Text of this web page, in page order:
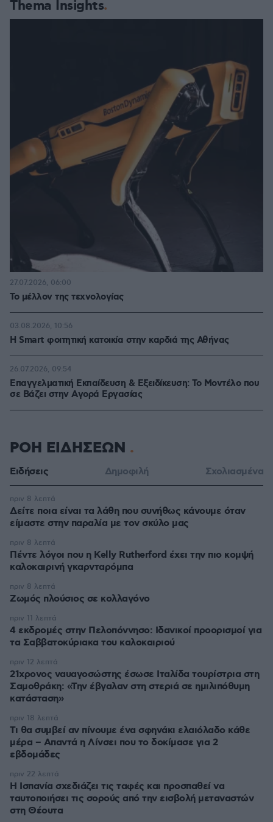
Thema Insights
Το μέλλον της τεχνολογίας
27.07.2026, 06:00
Η Smart φοιτητική κατοικία στην καρδιά της Αθήνας
03.08.2026, 10:56
Επαγγελματική Εκπαίδευση & Εξειδίκευση: Το Mοντέλο που
σε Bάζει στην Aγορά Eργασίας
26.07.2026, 09:54
ΡΟΗ ΕΙΔΗΣΕΩΝ
Ειδήσεις Δημοφιλή Σχολιασμένα
Δείτε ποια είναι τα λάθη που συνήθως κάνουμε όταν
είμαστε στην παραλία με τον σκύλο μας
πριν 8 λεπτά
Πέντε λόγοι που η Kelly Rutherford έχει την πιο κομψή
καλοκαιρινή γκαρνταρόμπα
πριν 8 λεπτά
Ζωμός πλούσιος σε κολλαγόνο
πριν 8 λεπτά
4 εκδρομές στην Πελοπόννησο: Ιδανικοί προορισμοί για
τα Σαββατοκύριακα του καλοκαιριού
πριν 11 λεπτά
21χρονος ναυαγοσώστης έσωσε Ιταλίδα τουρίστρια στη
Σαμοθράκη: «Την έβγαλαν στη στεριά σε ημιλιπόθυμη
κατάσταση»
πριν 12 λεπτά
Τι θα συμβεί αν πίνουμε ένα σφηνάκι ελαιόλαδο κάθε
μέρα – Απαντά η Λίνσει που το δοκίμασε για 2
εβδομάδες
πριν 18 λεπτά
Η Ισπανία σχεδιάζει τις ταφές και προσπαθεί να
ταυτοποιήσει τις σορούς από την εισβολή μεταναστών
στη Θέουτα
πριν 22 λεπτά